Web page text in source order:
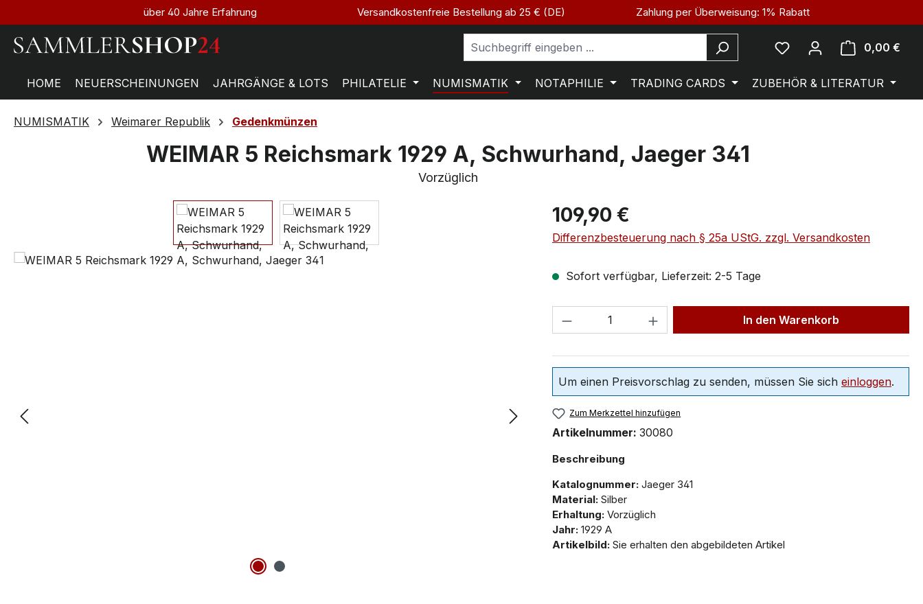
über 40 Jahre Erfahrung Versandkostenfreie Bestellung ab 25 € (DE) Zahlung per Überweisung: 1% Rabatt
0,00 €
HOME NEUERSCHEINUNGEN JAHRGÄNGE & LOTS PHILATELIE NUMISMATIK NOTAPHILIE TRADING CARDS ZUBEHÖR & LITERATUR
NUMISMATIK Weimarer Republik Gedenkmünzen
WEIMAR 5 Reichsmark 1929 A, Schwurhand, Jaeger 341
Vorzüglich
109,90 €
Differenzbesteuerung nach § 25a UStG. zzgl. Versandkosten
Sofort verfügbar, Lieferzeit: 2-5 Tage
In den Warenkorb
Um einen Preisvorschlag zu senden, müssen Sie sich einloggen.
Zum Merkzettel hinzufügen
Artikelnummer: 30080
Beschreibung
Katalognummer: Jaeger 341
Material: Silber
Erhaltung: Vorzüglich
Jahr: 1929 A
Artikelbild: Sie erhalten den abgebildeten Artikel